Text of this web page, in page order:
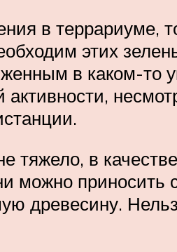
в террариуме,
этих
в каком-то
тяжело, в
можно приносить
древесину.